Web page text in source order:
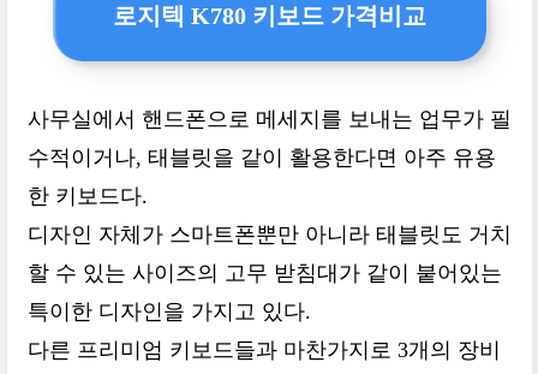
로지텍 K780 키보드 가격비교
사무실에서 핸드폰으로 메세지를 보내는 업무가 필
수적이거나, 태블릿을 같이 활용한다면 아주 유용
한 키보드다.
디자인 자체가 스마트폰뿐만 아니라 태블릿도 거치
할 수 있는 사이즈의 고무 받침대가 같이 붙어있는
특이한 디자인을 가지고 있다.
다른 프리미엄 키보드들과 마찬가지로 3개의 장비